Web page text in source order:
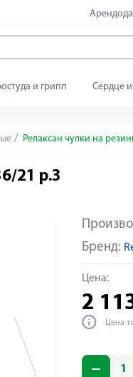
и грипп Сердце
Релаксан чулки на
21 р.3
Яндекс Сплит
Бренд:
Цена:
2
Цена